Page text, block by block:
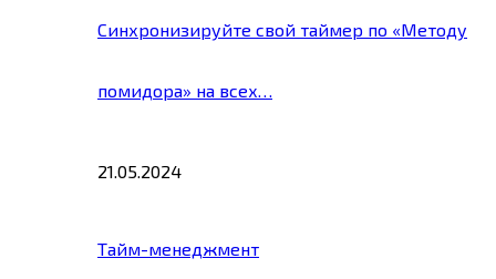
Синхронизируйте свой таймер по «Методу
помидора» на всех…
21.05.2024
Тайм-менеджмент